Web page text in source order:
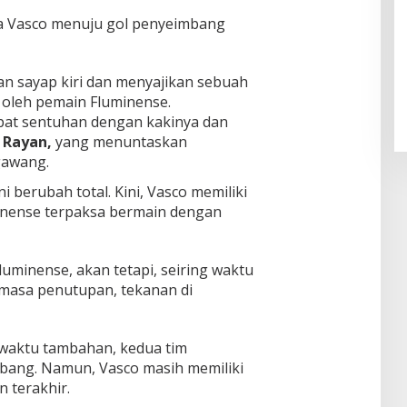
menuju gol penyeimbang
sayap kiri dan menyajikan sebuah
pemain Fluminense.
sentuhan dengan kakinya dan
Rayan, yang menuntaskan
berubah total. Kini, Vasco memiliki
terpaksa bermain dengan
akan tetapi, seiring waktu
penutupan, tekanan di
tambahan, kedua tim
Namun, Vasco masih memiliki
terakhir.
Di Daerah, Nasional
09:13 WIB